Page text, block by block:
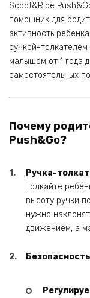
Scoot&Ride
помощник для
активность
ручкой-толкателем
малышом от 1 года
самостоятельных
Почему
Push&Go?
Ручка-
Толкайте
высоту ручки
нужно
движением, а